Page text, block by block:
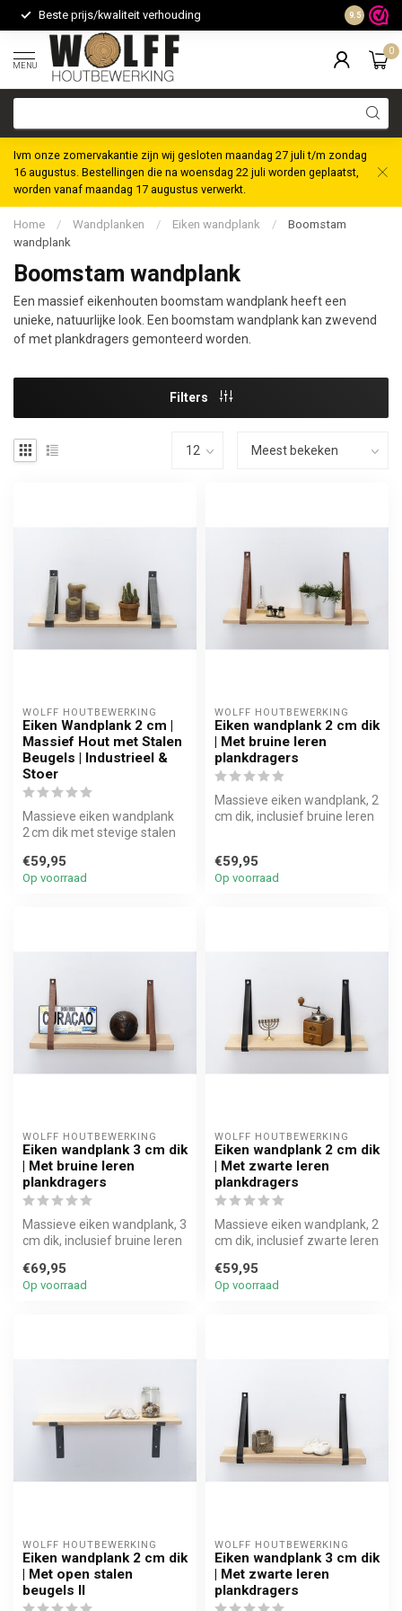
Beste prijs/kwaliteit verhouding Maatwerk
9.5
MENU
0
Ivm onze zomervakantie zijn wij gesloten maandag 27 juli t/m zondag
16 augustus. Bestellingen die na woensdag 22 juli worden geplaatst,
worden vanaf maandag 17 augustus verwerkt.
Home / Wandplanken / Eiken wandplank /
Boomstam
wandplank
Boomstam wandplank
Een massief eikenhouten boomstam wandplank heeft een
unieke, natuurlijke look. Een boomstam wandplank kan zwevend
of met plankdragers gemonteerd worden.
Filters
WOLFF HOUTBEWERKING
Eiken Wandplank 2 cm |
Massief Hout met Stalen
Beugels | Industrieel &
Stoer
Massieve eiken wandplank
2 cm dik met stevige stalen
maa...
€59,95
Op voorraad
WOLFF HOUTBEWERKING
Eiken wandplank 2 cm dik
| Met bruine leren
plankdragers
Massieve eiken wandplank, 2
cm dik, inclusief bruine leren
€59,95
Op voorraad
WOLFF HOUTBEWERKING
Eiken wandplank 3 cm dik
| Met bruine leren
plankdragers
Massieve eiken wandplank, 3
cm dik, inclusief bruine leren
€69,95
Op voorraad
WOLFF HOUTBEWERKING
Eiken wandplank 2 cm dik
| Met zwarte leren
plankdragers
Massieve eiken wandplank, 2
cm dik, inclusief zwarte leren
€59,95
Op voorraad
WOLFF HOUTBEWERKING
Eiken wandplank 2 cm dik
| Met open stalen
beugels II
WOLFF HOUTBEWERKING
Eiken wandplank 3 cm dik
| Met zwarte leren
plankdragers